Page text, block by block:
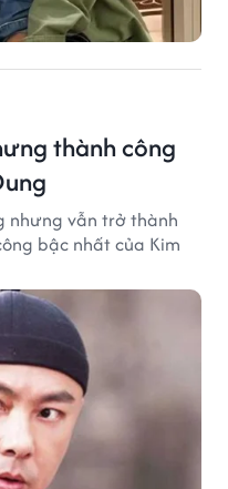
thành công
nhưng vẫn trở thành
bậc nhất của Kim